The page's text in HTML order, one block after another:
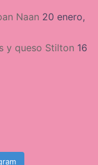
Naan 20 enero,
y queso Stilton 16